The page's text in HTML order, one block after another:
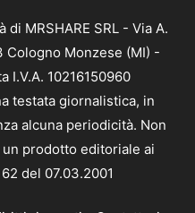
MRSHARE SRL - Via A.
Cologno Monzese (MI) -
I.V.A. 10216150960
testata giornalistica, in
alcuna periodicità. Non
prodotto editoriale ai
del 07.03.2001